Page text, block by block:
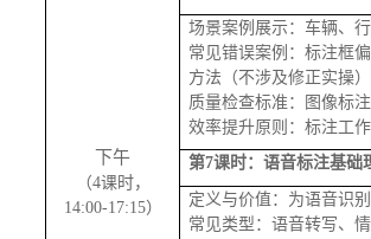
下午
（4课时，
14:00-17:15）
场景案例展示：车辆、
常见错误案例：标注框
方法（不涉及修正实操）
质量检查标准：图像标
效率提升原则：标注工
第7课时：语音标注基础
定义与价值：为语音识
常见类型：语音转写、